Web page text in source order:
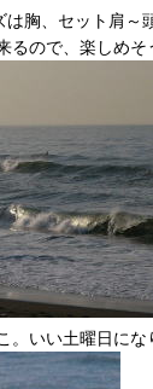
胸、セット肩
るので、楽しめそ
。いい土曜日にな